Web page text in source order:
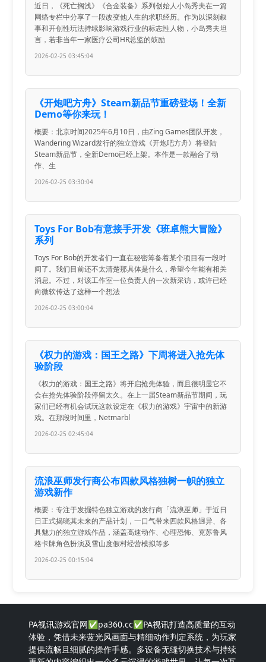
近日，《死亡搁浅》《合金装备》系列创始人小岛秀夫在一篇
网络专栏中分享了一段改变他人生的求职经历。作为以深刻叙
事和开创性玩法持续影响游戏行业的标志性人物，小岛秀夫坦
言，若非当年一家医疗公司HR总监的鼓励
2026-02-25 03:45:04
《开炮吧方舟》Steam新品节重磅登场！全新
Demo等你来玩！
概要：北京时间2025年6月10日，由Zing Games团队开发，
Wandering Wizard发行的独立游戏《开炮吧方舟》将登陆
Steam新品节，全新Demo已经上架。本作是一款融合了动
作、生
2026-02-25 03:30:04
Toys For Bob有意接手开发《班卓熊大冒险》
系列
Toys For Bob的开发者们一直在秘密筹备着某个项目有一段时
间了。我们目前还不太清楚那具体是什么，希望今年能有相关
消息。不过，对该工作室一位负责人的一次新采访，或许已经
向微软传达了这样一个想法
2026-02-25 03:00:04
《权力的游戏：国王之路》下周将进入抢先体
验阶段
《权力的游戏：国王之路》将开启抢先体验，而且很明显它不
会在抢先体验阶段停留太久。在上一届Steam新品节期间，玩
家们已经有机会试玩这款设定在《权力的游戏》宇宙中的新游
戏。在那段时间里，Netmarbl
2026-02-25 02:45:04
流浪巫师发行商公布四款风格独树一帜的独立
游戏新作
概要：专注于发掘特色独立游戏的发行商「流浪巫师」于近日
日正式揭晓其未来的产品计划，一口气带来四款风格迥异、各
具魅力的独立游戏作品，涵盖高速动作、心理恐怖、克苏鲁风
格卡牌角色扮演及雪山度假村经营模拟等多
2026-02-25 00:15:04
PA视讯游戏官网✅pa360.cc✅PA视讯打造高质量的互动
体验，凭借未来蓝光风画面与精细动作判定系统，为玩家
提供流畅且细腻的操作手感。多设备无缝切换技术与持续